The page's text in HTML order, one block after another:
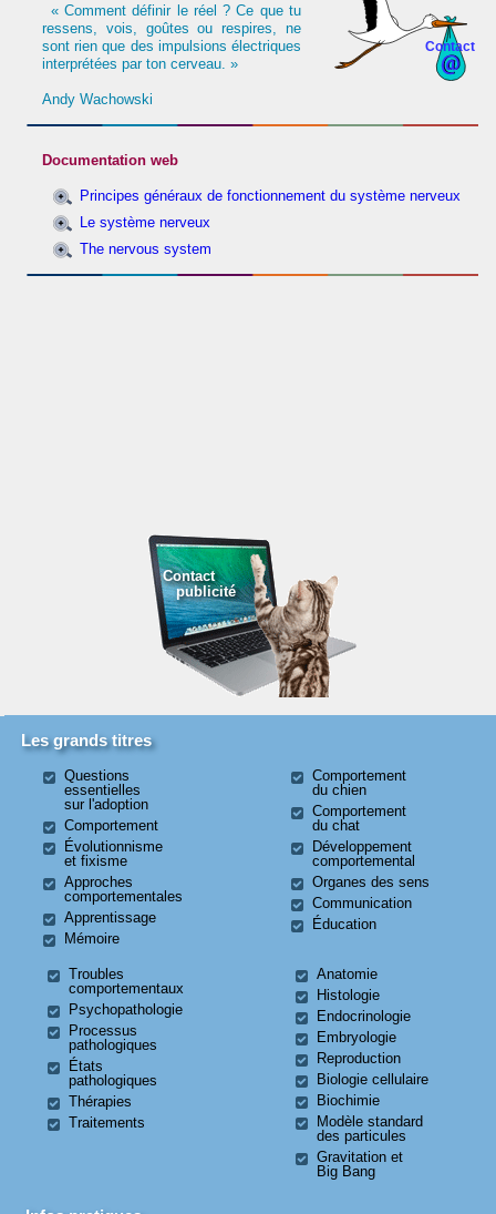
Contact
« Comment définir le réel ? Ce que tu
ressens, vois, goûtes ou respires, ne
sont rien que des impulsions électriques
interprétées par ton cerveau. »
Andy Wachowski
Documentation web
Principes généraux de fonctionnement du système nerveux
Le système nerveux
The nervous system
Contact
publicité
Les grands titres
Questions
essentielles
sur l'adoption
Comportement
Évolutionnisme
et fixisme
Approches
comportementales
Apprentissage
Mémoire
Comportement
du chien
Comportement
du chat
Développement
comportemental
Organes des sens
Communication
Éducation
Troubles
comportementaux
Psychopathologie
Processus
pathologiques
États
pathologiques
Thérapies
Traitements
Anatomie
Histologie
Endocrinologie
Embryologie
Reproduction
Biologie cellulaire
Biochimie
Modèle standard
des particules
Gravitation et
Big Bang